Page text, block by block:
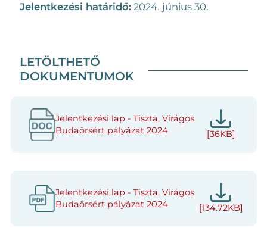
Jelentkezési határidő:2024. június 30.
LETÖLTHETŐ
DOKUMENTUMOK
Jelentkezési lap - Tiszta, Virágos
Budaörsért pályázat 2024
[36KB]
Jelentkezési lap - Tiszta, Virágos
Budaörsért pályázat 2024
[134.72KB]